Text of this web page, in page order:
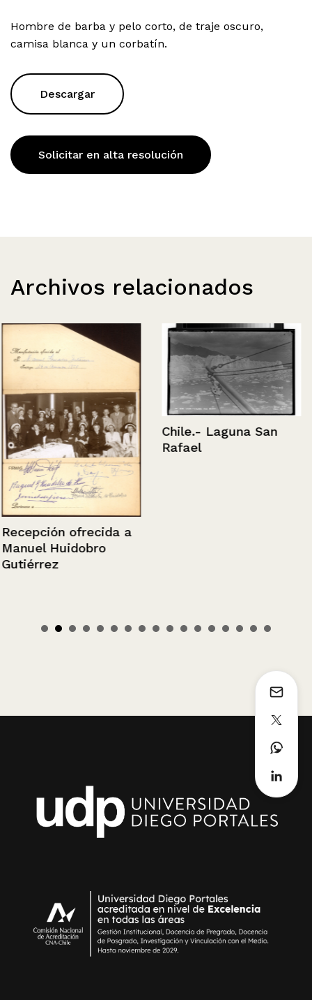
Hombre de barba y pelo corto, de traje oscuro,
camisa blanca y un corbatín.
Descargar
Solicitar en alta resolución
Archivos relacionados
Recepción ofrecida a
Manuel Huidobro
Gutiérrez
Chile.- Laguna San
Rafael